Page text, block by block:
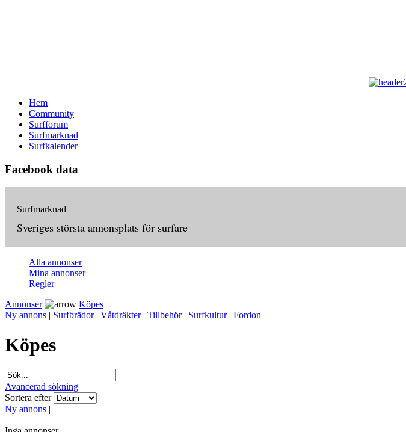
Hem
Community
Surfforum
Surfmarknad
Surfkalender
Facebook data
Surfmarknad
Sveriges största annonsplats för surfare
Alla annonser
Mina annonser
Regler
Annonser
Köpes
Ny annons | Surfbrädor| Våtdräkter| Tillbehör| Surfkultur| Fordon
Köpes
Avancerad sökning
Sortera efter
Ny annons |